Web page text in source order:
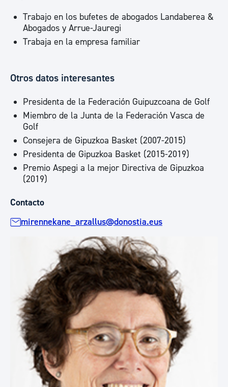
Trabajo en los bufetes de abogados Landaberea &
Abogados y Arrue-Jauregi
Trabaja en la empresa familiar
Otros datos interesantes
Presidenta de la Federación Guipuzcoana de Golf
Miembro de la Junta de la Federación Vasca de
Golf
Consejera de Gipuzkoa Basket (2007-2015)
Presidenta de Gipuzkoa Basket (2015-2019)
Premio Aspegi a la mejor Directiva de Gipuzkoa
(2019)
Contacto
mirennekane_arzallus@donostia.eus